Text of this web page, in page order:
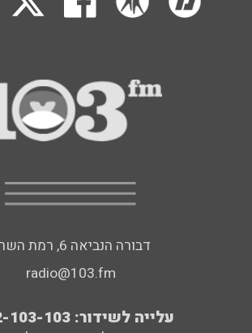
דבורה הנביאה 6, רמת השרון
radio@103.fm
עלייה לשידור: 0552-103-103